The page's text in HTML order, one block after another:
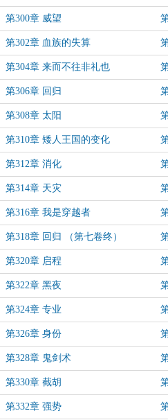
第300章 威望
第302章 血族的失算
第304章 来而不往非礼也
第306章 回归
第308章 太阳
第310章 矮人王国的变化
第312章 消化
第314章 天灾
第316章 我是穿越者
第318章 回归 （第七卷终）
第320章 启程
第322章 黑夜
第324章 专业
第326章 身份
第328章 鬼剑术
第330章 截胡
第332章 强势